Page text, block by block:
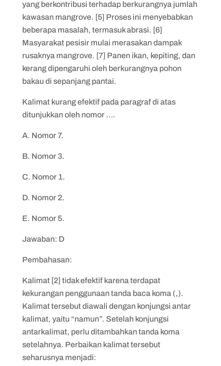
yang berkontribusi terhadap berkurangnya jumlah
kawasan mangrove. [5] Proses ini menyebabkan
beberapa masalah, termasuk abrasi. [6]
Masyarakat pesisir mulai merasakan dampak
rusaknya mangrove. [7] Panen ikan, kepiting, dan
kerang dipengaruhi oleh berkurangnya pohon
bakau di sepanjang pantai.
Kalimat kurang efektif pada paragraf di atas
ditunjukkan oleh nomor ….
A. Nomor 7.
B. Nomor 3.
C. Nomor 1.
D. Nomor 2.
E. Nomor 5.
Jawaban: D
Pembahasan:
Kalimat [2] tidak efektif karena terdapat
kekurangan penggunaan tanda baca koma (,).
Kalimat tersebut diawali dengan konjungsi antar
kalimat, yaitu “namun”. Setelah konjungsi
antarkalimat, perlu ditambahkan tanda koma
setelahnya. Perbaikan kalimat tersebut
seharusnya menjadi: